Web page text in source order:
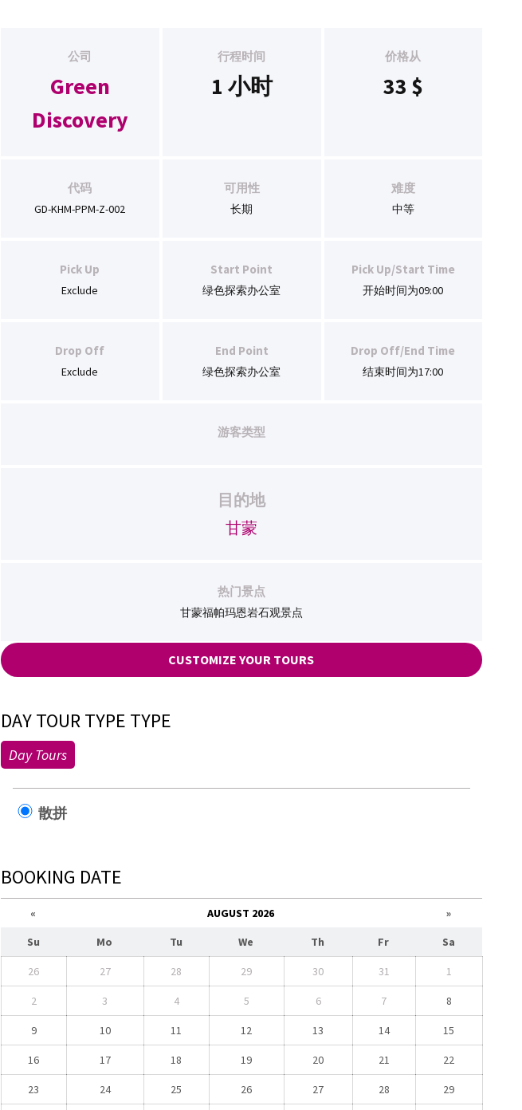
公司
Green
Discovery
行程时间
1 小时
价格从
33 $
代码
GD-KHM-PPM-Z-002
可用性
长期
难度
中等
Pick Up
Exclude
Start Point
绿色探索办公室
Pick Up/Start Time
开始时间为09:00
Drop Off
Exclude
End Point
绿色探索办公室
Drop Off/End Time
结束时间为17:00
游客类型
目的地
甘蒙
热门景点
甘蒙福帕玛恩岩石观景点
CUSTOMIZE YOUR TOURS
DAY TOUR TYPE TYPE
Day Tours
散拼
BOOKING DATE
« AUGUST 2026
»
Su
Mo Tu We Th Fr Sa
26 27 28 29 30 31 1
2 3 4 5 6 7 8
9 10 11 12 13 14 15
16 17 18 19 20 21 22
23 24 25 26 27 28 29